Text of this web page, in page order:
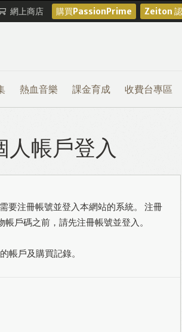
網上商店 購買PassionPrime Zeiton
熱血音樂 課金育成 收費台專區
帳戶登入
要注冊帳號並登入本網站的系統。 注冊
戶碼之前，請先注冊帳號並登入。
帳戶及購買記錄。